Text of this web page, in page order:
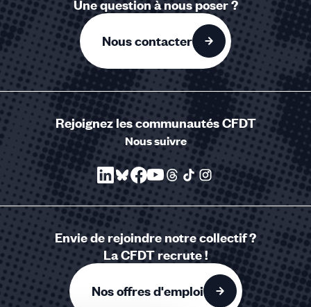
Une question à nous poser ?
Nous contacter
Rejoignez les communautés CFDT
Nous suivre
Envie de rejoindre notre collectif ?
La CFDT recrute !
Nos offres d'emploi